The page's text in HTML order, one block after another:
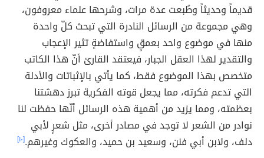
قديماً وحديثاً وطُبعت عدة مرات، وشرحها علماء معروفون،
وهي مجموعة من الرسائل النادرة التي تبحث كلّ واحدة
منها في موضوع واحد بعمقٍ واستفاضةٍ تثير الإعجاب
والتقدير لهذا العقل الجبار، فيعتقد القارئ أنّ هذا الكاتب
متخصص بهذا الموضوع فقط، كما يأتي بالإثباتات والأدلة
التي تدعم فكرته، مما يجعل قوته الفكرية تبرز دهشتنا
بعظمته، ومما يزيد من أهمية هذه الرسائل أنّها حفظت لنا
نوادر من الشعر لا توجد في مصادر أخرى، مثل شعرٍ لأبي
دلف، ولابن أبي فنن، وسعيد بن حميد، والعكوك وغيرهم.[١٠]